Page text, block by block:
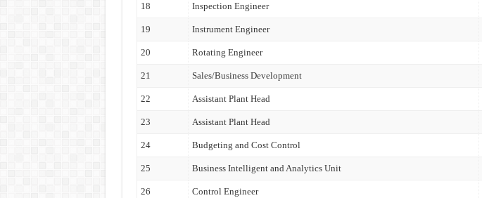
18 Inspection Engineer
19 Instrument Engineer
20 Rotating Engineer
21 Sales/Business Development
22 Assistant Plant Head
23 Assistant Plant Head
24 Budgeting and Cost Control
25 Business Intelligent and Analytics Unit
26 Control Engineer